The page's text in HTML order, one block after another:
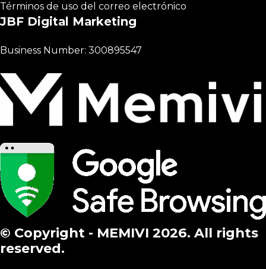
Términos de uso del correo electrónico
JBF Digital Marketing
Business Number: 300895547
© Copyright - MEMIVI 2026. All rights
reserved.